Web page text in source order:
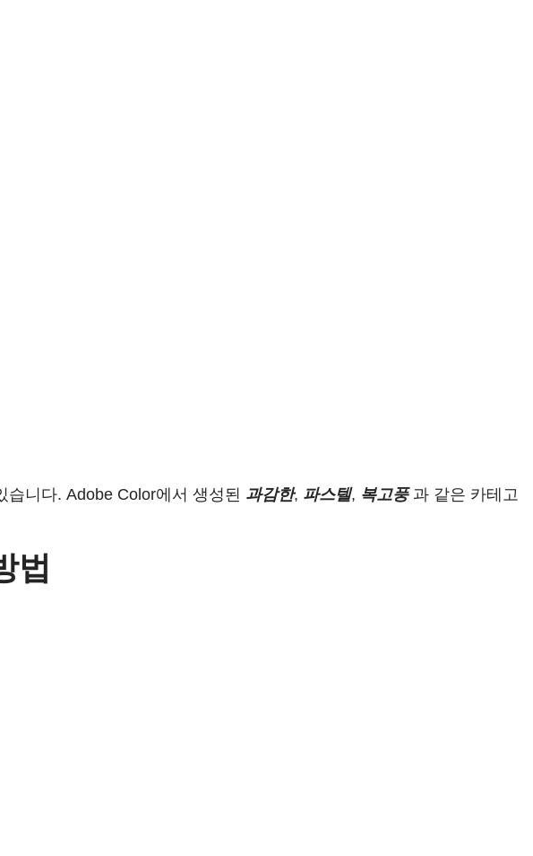
니다. Adobe Color에서 생성된 과감한, 파스텔, 복고풍과 같은 카테고
법